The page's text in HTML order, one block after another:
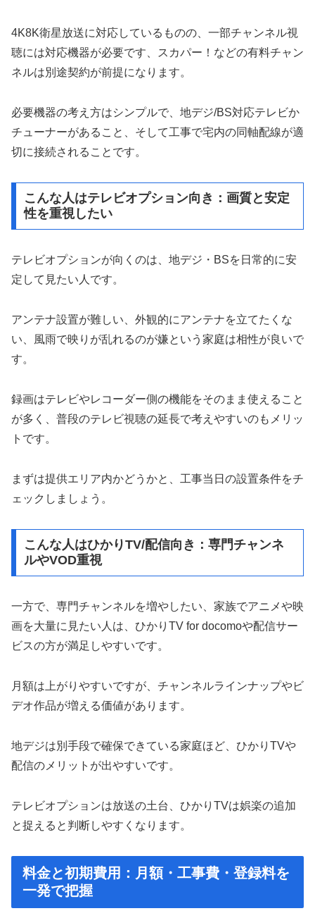
4K8K衛星放送に対応しているものの、一部チャンネル視
聴には対応機器が必要です、スカパー！などの有料チャン
ネルは別途契約が前提になります。
必要機器の考え方はシンプルで、地デジ/BS対応テレビか
チューナーがあること、そして工事で宅内の同軸配線が適
切に接続されることです。
こんな人はテレビオプション向き：画質と安定
性を重視したい
テレビオプションが向くのは、地デジ・BSを日常的に安
定して見たい人です。
アンテナ設置が難しい、外観的にアンテナを立てたくな
い、風雨で映りが乱れるのが嫌という家庭は相性が良いで
す。
録画はテレビやレコーダー側の機能をそのまま使えること
が多く、普段のテレビ視聴の延長で考えやすいのもメリッ
トです。
まずは提供エリア内かどうかと、工事当日の設置条件をチ
ェックしましょう。
こんな人はひかりTV/配信向き：専門チャンネ
ルやVOD重視
一方で、専門チャンネルを増やしたい、家族でアニメや映
画を大量に見たい人は、ひかりTV for docomoや配信サー
ビスの方が満足しやすいです。
月額は上がりやすいですが、チャンネルラインナップやビ
デオ作品が増える価値があります。
地デジは別手段で確保できている家庭ほど、ひかりTVや
配信のメリットが出やすいです。
テレビオプションは放送の土台、ひかりTVは娯楽の追加
と捉えると判断しやすくなります。
料金と初期費用：月額・工事費・登録料を
一発で把握